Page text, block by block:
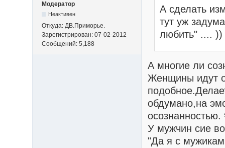
Модератор
Неактивен
Откуда: ДВ.Приморье.
Зарегистрирован: 07-02-2012
Сообщений: 5,188
А сделать
тут уж
любить" .... ))
А многие ли
Женщины идут
обдумано,на
осознанностью.
У мужчин сие
"Да я с